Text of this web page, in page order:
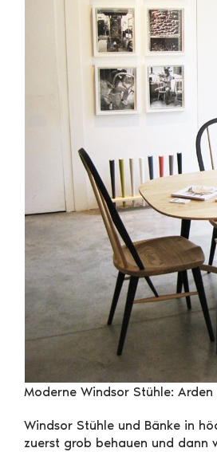
Moderne Windsor Stühle:
Windsor Stühle und Bänke in
zuerst grob behauen und dann